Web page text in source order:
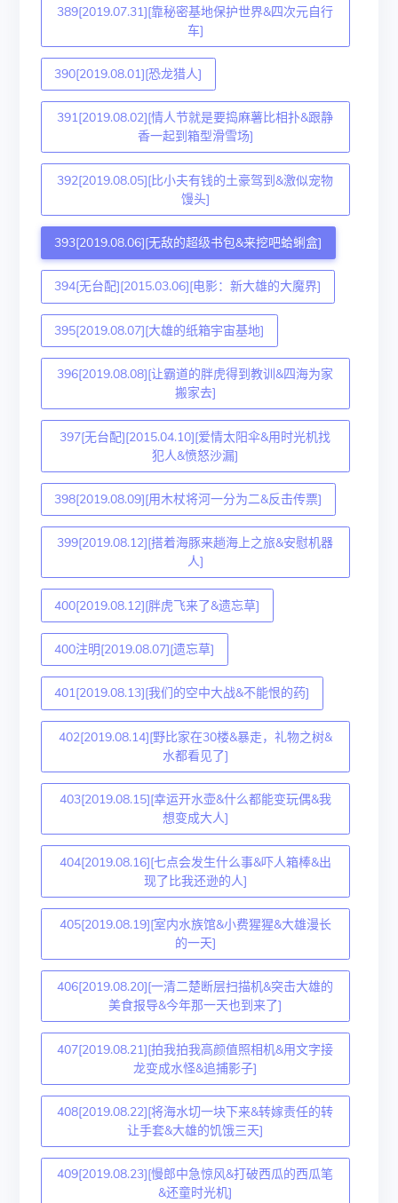
389[2019.07.31][靠秘密基地保护世界&四次元自行
车]
390[2019.08.01][恐龙猎人]
391[2019.08.02][情人节就是要捣麻薯比相扑&跟静
香一起到箱型滑雪场]
392[2019.08.05][比小夫有钱的土豪驾到&激似宠物
馒头]
393[2019.08.06][无敌的超级书包&来挖吧蛤蜊盒]
394[无台配][2015.03.06][电影：新大雄的大魔界]
395[2019.08.07][大雄的纸箱宇宙基地]
396[2019.08.08][让霸道的胖虎得到教训&四海为家
搬家去]
397[无台配][2015.04.10][爱情太阳伞&用时光机找
犯人&愤怒沙漏]
398[2019.08.09][用木杖将河一分为二&反击传票]
399[2019.08.12][搭着海豚来趟海上之旅&安慰机器
人]
400[2019.08.12][胖虎飞来了&遗忘草]
400注明[2019.08.07][遗忘草]
401[2019.08.13][我们的空中大战&不能恨的药]
402[2019.08.14][野比家在30楼&暴走，礼物之树&
水都看见了]
403[2019.08.15][幸运开水壶&什么都能变玩偶&我
想变成大人]
404[2019.08.16][七点会发生什么事&吓人箱棒&出
现了比我还逊的人]
405[2019.08.19][室内水族馆&小费猩猩&大雄漫长
的一天]
406[2019.08.20][一清二楚断层扫描机&突击大雄的
美食报导&今年那一天也到来了]
407[2019.08.21][拍我拍我高颜值照相机&用文字接
龙变成水怪&追捕影子]
408[2019.08.22][将海水切一块下来&转嫁责任的转
让手套&大雄的饥饿三天]
409[2019.08.23][慢郎中急惊风&打破西瓜的西瓜笔
&还童时光机]